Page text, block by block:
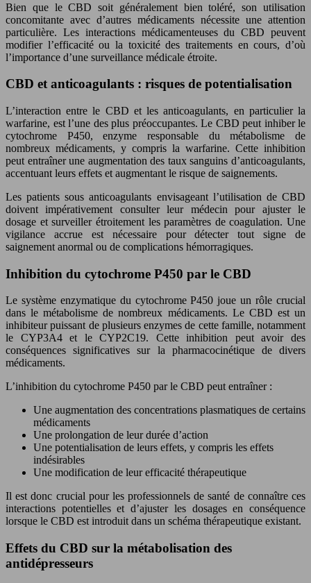
Bien que le CBD soit généralement bien toléré, son utilisation
concomitante avec d’autres médicaments nécessite une attention
particulière. Les interactions médicamenteuses du CBD peuvent
modifier l’efficacité ou la toxicité des traitements en cours, d’où
l’importance d’une surveillance médicale étroite.
CBD et anticoagulants : risques de potentialisation
L’interaction entre le CBD et les anticoagulants, en particulier la
warfarine, est l’une des plus préoccupantes. Le CBD peut inhiber le
cytochrome P450, enzyme responsable du métabolisme de
nombreux médicaments, y compris la warfarine. Cette inhibition
peut entraîner une augmentation des taux sanguins d’anticoagulants,
accentuant leurs effets et augmentant le risque de saignements.
Les patients sous anticoagulants envisageant l’utilisation de CBD
doivent impérativement consulter leur médecin pour ajuster le
dosage et surveiller étroitement les paramètres de coagulation. Une
vigilance accrue est nécessaire pour détecter tout signe de
saignement anormal ou de complications hémorragiques.
Inhibition du cytochrome P450 par le CBD
Le système enzymatique du cytochrome P450 joue un rôle crucial
dans le métabolisme de nombreux médicaments. Le CBD est un
inhibiteur puissant de plusieurs enzymes de cette famille, notamment
le CYP3A4 et le CYP2C19. Cette inhibition peut avoir des
conséquences significatives sur la pharmacocinétique de divers
médicaments.
L’inhibition du cytochrome P450 par le CBD peut entraîner :
Une augmentation des concentrations plasmatiques de certains
médicaments
Une prolongation de leur durée d’action
Une potentialisation de leurs effets, y compris les effets
indésirables
Une modification de leur efficacité thérapeutique
Il est donc crucial pour les professionnels de santé de connaître ces
interactions potentielles et d’ajuster les dosages en conséquence
lorsque le CBD est introduit dans un schéma thérapeutique existant.
Effets du CBD sur la métabolisation des
antidépresseurs